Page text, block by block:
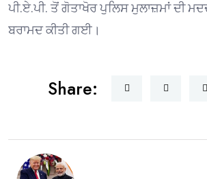
ਪੀ.ਏ.ਪੀ. ਤੋਂ ਗੋਤਾਖੋਰ ਪੁਲਿਸ ਮੁਲਾਜ਼ਮਾਂ ਦੀ
ਬਰਾਮਦ ਕੀਤੀ ਗਈ।
Share: